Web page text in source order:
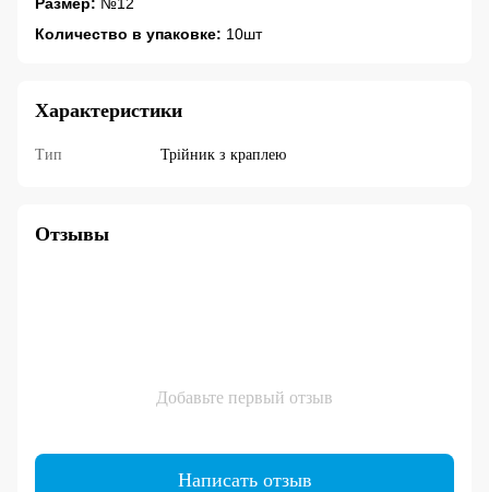
Количество в упаковке: 10шт
Характеристики
Тип Трійник з краплею
Отзывы
Добавьте первый отзыв
Написать отзыв